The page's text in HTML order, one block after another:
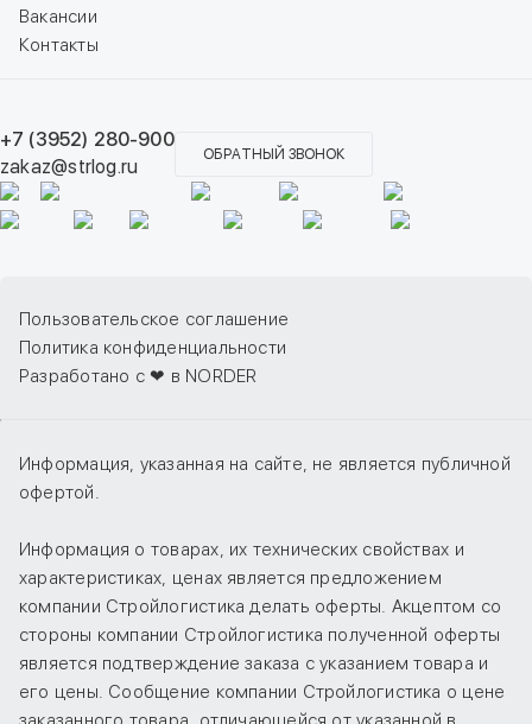
Вакансии
Контакты
+7 (3952) 280-900
zakaz@strlog.ru
ОБРАТНЫЙ ЗВОНОК
Пользовательское соглашение
Политика конфиденциальности
Разработано с ❤ в NORDER
Информация, указанная на сайте, не является публичной
офертой.
Информация о товарах, их технических свойствах и
характеристиках, ценах является предложением
компании Стройлогистика делать оферты. Акцептом со
стороны компании Стройлогистика полученной оферты
является подтверждение заказа с указанием товара и
его цены. Сообщение компании Стройлогистика о цене